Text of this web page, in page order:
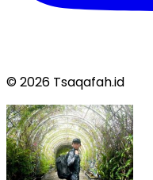
© 2026 Tsaqafah.id